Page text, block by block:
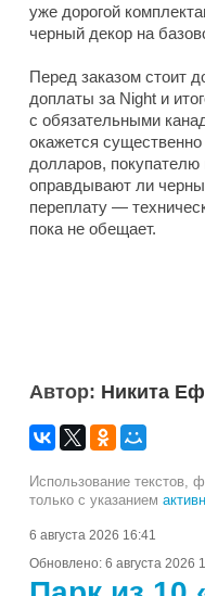
уже дорогой
черный декор на
Перед заказом стоит
доплаты за Night и
с обязательными
окажется
долларов,
оправдывают ли
переплату —
пока не обещает.
Автор: Никита
Использование текстов,
только с указанием
6 августа 2026 16:41
Обновлено: 6 августа 2026